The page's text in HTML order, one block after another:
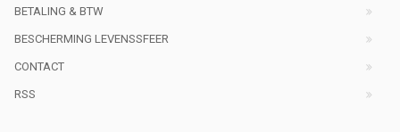
BETALING & BTW
BESCHERMING LEVENSSFEER
CONTACT
RSS